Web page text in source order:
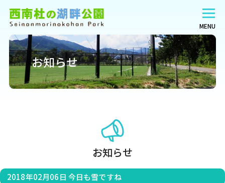
MENU
お知らせ
お知らせ
2018年02月06日 今日も雪ですね